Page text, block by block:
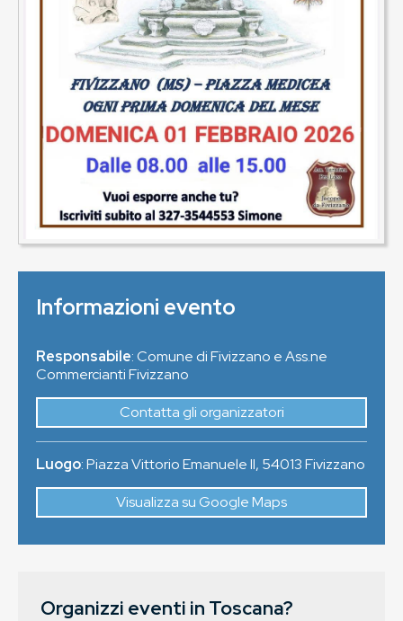
Informazioni evento
Responsabile: Comune di Fivizzano e Ass.ne
Commercianti Fivizzano
Contatta gli organizzatori
Luogo:Piazza Vittorio Emanuele II, 54013Fivizzano
Visualizza su Google Maps
Organizzi eventi in Toscana?